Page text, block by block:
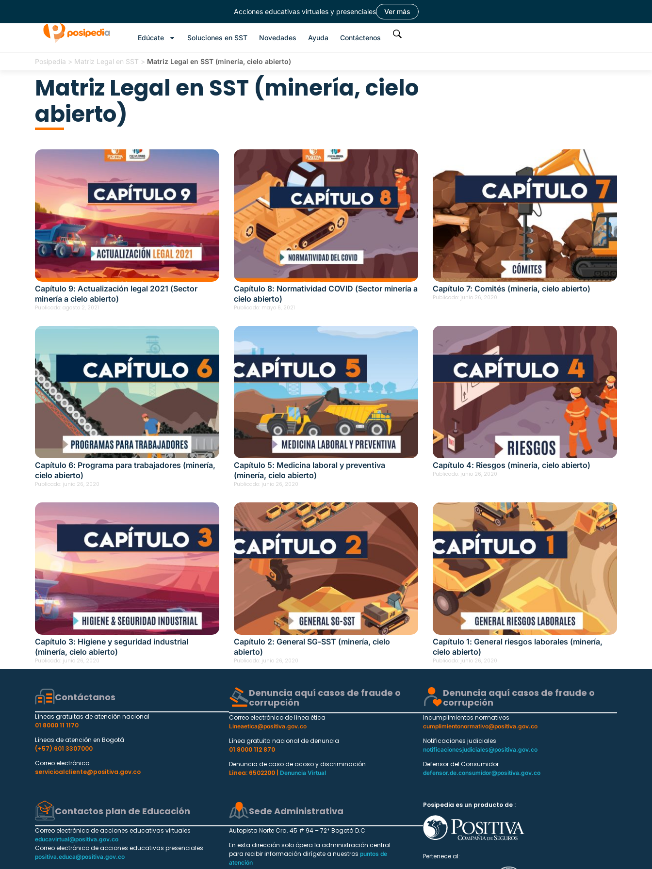
Acciones educativas virtuales y presenciales Ver más
Edúcate Soluciones en SST Novedades Ayuda Contáctenos
Posipedia > Matriz Legal en SST > Matriz Legal en SST (minería, cielo abierto)
Matriz Legal en SST (minería, cielo
abierto)
Capítulo 9: Actualización legal 2021 (Sector
minería a cielo abierto)
Publicado: agosto 2, 2021
Capítulo 8: Normatividad COVID (Sector minería a
cielo abierto)
Publicado: mayo 6, 2021
Capítulo 7: Comités (minería, cielo abierto)
Publicado: junio 26, 2020
Capítulo 6: Programa para trabajadores (minería,
cielo abierto)
Publicado: junio 26, 2020
Capítulo 5: Medicina laboral y preventiva
(minería, cielo abierto)
Publicado: junio 26, 2020
Capítulo 4: Riesgos (minería, cielo abierto)
Publicado: junio 26, 2020
Capítulo 3: Higiene y seguridad industrial
(minería, cielo abierto)
Publicado: junio 26, 2020
Capítulo 2: General SG-SST (minería, cielo
abierto)
Publicado: junio 26, 2020
Capítulo 1: General riesgos laborales (minería,
cielo abierto)
Publicado: junio 26, 2020
Contáctanos
Líneas gratuitas de atención nacional
01 8000 11 1170
Líneas de atención en Bogotá
(+57) 601 3307000
Correo electrónico
servicioalcliente@positiva.gov.co
Denuncia aquí casos de fraude o
corrupción
Correo electrónico de línea ética
Lineaetica@positiva.gov.co
Línea gratuita nacional de denuncia
01 8000 112 870
Denuncia de caso de acoso y discriminación
Línea: 6502200 |
Denuncia Virtual
Denuncia aquí casos de fraude o
corrupción
Incumplimientos normativos
cumplimientonormativo@positiva.gov.co
Notificaciones judiciales
notificacionesjudiciales@positiva.gov.co
Defensor del Consumidor
defensor.de.consumidor@positiva.gov.co
Contactos plan de Educación
Correo electrónico de acciones educativas virtuales
educavirtual@positiva.gov.co
Correo electrónico de acciones educativas presenciales
positiva.educa@positiva.gov.co
Sede Administrativa
Autopista Norte Cra. 45 # 94 – 72* Bogotá D.C
En esta dirección solo ópera la administración central
para recibir información dirígete a nuestros puntos de
atención
Posipedia es un producto de :
Pertenece al: